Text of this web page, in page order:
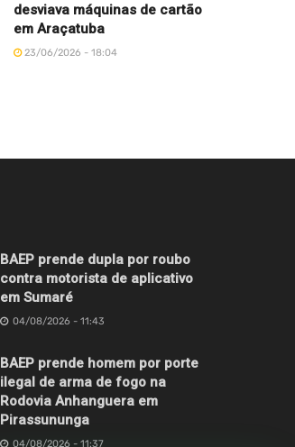
desviava máquinas de cartão
em Araçatuba
23/06/2026 - 18:04
BAEP prende dupla por roubo
contra motorista de aplicativo
em Sumaré
04/08/2026 - 11:43
BAEP prende homem por porte
ilegal de arma de fogo na
Rodovia Anhanguera em
Pirassununga
04/08/2026 - 11:37